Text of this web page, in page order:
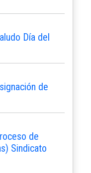
Día del
de
de
Sindicato